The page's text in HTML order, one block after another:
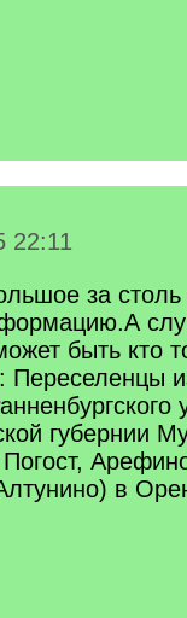
22:11
за
быть кто
губернии
в